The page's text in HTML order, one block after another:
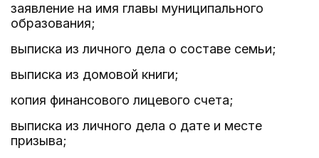
заявление на имя главы муниципального
образования;
выписка из личного дела о составе семьи;
выписка из домовой книги;
копия финансового лицевого счета;
выписка из личного дела о дате и месте
призыва;